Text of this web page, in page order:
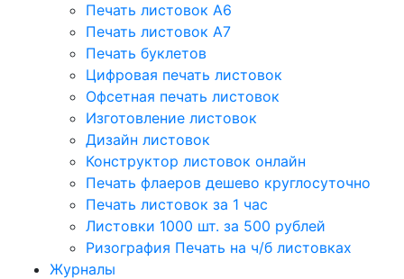
Печать листовок А6
Печать листовок А7
Печать буклетов
Цифровая печать листовок
Офсетная печать листовок
Изготовление листовок
Дизайн листовок
Конструктор листовок онлайн
Печать флаеров дешево круглосуточно
Печать листовок за 1 час
Листовки 1000 шт. за 500 рублей
Ризография Печать на ч/б листовках
Журналы